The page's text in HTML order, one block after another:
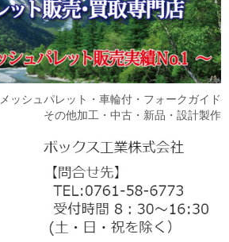
メッシュパレット・車輪付・フォークガイド
その他加工・中古・新品・設計製作